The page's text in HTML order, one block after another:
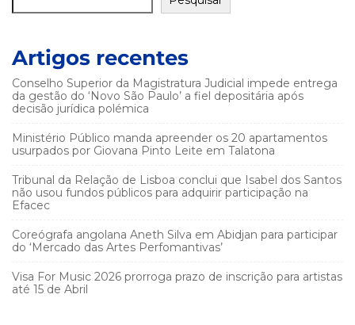
Artigos recentes
Conselho Superior da Magistratura Judicial impede entrega
da gestão do ‘Novo São Paulo’ a fiel depositária após
decisão jurídica polémica
Ministério Público manda apreender os 20 apartamentos
usurpados por Giovana Pinto Leite em Talatona
Tribunal da Relação de Lisboa conclui que Isabel dos Santos
não usou fundos públicos para adquirir participação na
Efacec
Coreógrafa angolana Aneth Silva em Abidjan para participar
do ‘Mercado das Artes Perfomantivas’
Visa For Music 2026 prorroga prazo de inscrição para artistas
até 15 de Abril